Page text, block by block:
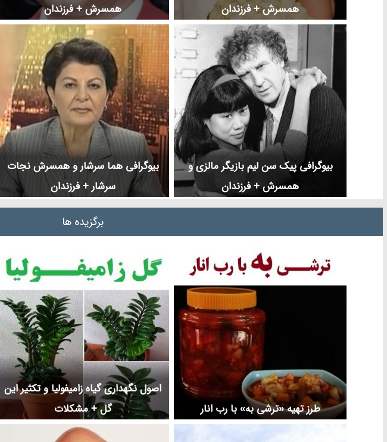
همسرش + فرزندان
همسرش + فرزندان
بیوگرافی پیک سن لیم بازیگر مالزی و
همسرش + فرزندان
بیوگرافی هما سرشار و همسرش نجات
سرشار + فرزندان
برگزیده ها
طرز تهیه «ترشی به» با رب انار
اصول نگهداری گیاه زامیفولیا و تکثیر این
گل + مشکلات